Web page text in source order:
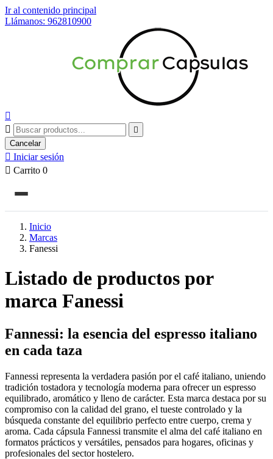
Ir al contenido principal
Llámanos: 962810900



Cancelar
 Iniciar sesión
 Carrito 0
Inicio
Marcas
Fanessi
Listado de productos por
marca Fanessi
Fannessi: la esencia del espresso italiano
en cada taza
Fannessi representa la verdadera pasión por el café italiano, uniendo
tradición tostadora y tecnología moderna para ofrecer un espresso
equilibrado, aromático y lleno de carácter. Esta marca destaca por su
compromiso con la calidad del grano, el tueste controlado y la
búsqueda constante del equilibrio perfecto entre cuerpo, crema y
aroma. Cada cápsula Fannessi transmite el alma del café italiano en
formatos prácticos y versátiles, pensados para hogares, oficinas y
profesionales del sector hostelero.